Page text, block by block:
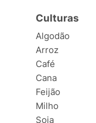
Culturas
Algodão
Arroz
Café
Cana
Feijão
Milho
Soja